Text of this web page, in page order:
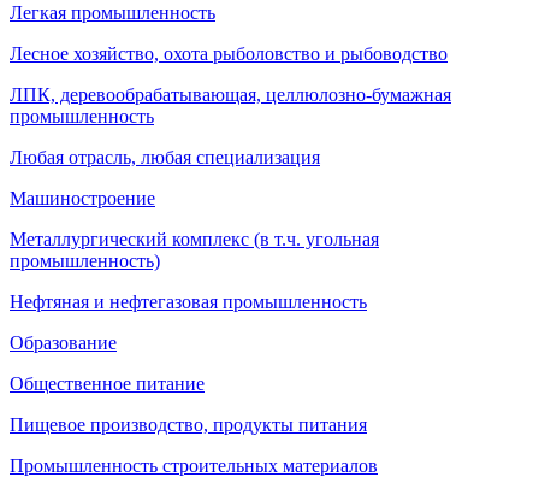
Легкая промышленность
Лесное хозяйство, охота рыболовство и рыбоводство
ЛПК, деревообрабатывающая, целлюлозно-бумажная
промышленность
Любая отрасль, любая специализация
Машиностроение
Металлургический комплекс (в т.ч. угольная
промышленность)
Нефтяная и нефтегазовая промышленность
Образование
Общественное питание
Пищевое производство, продукты питания
Промышленность строительных материалов